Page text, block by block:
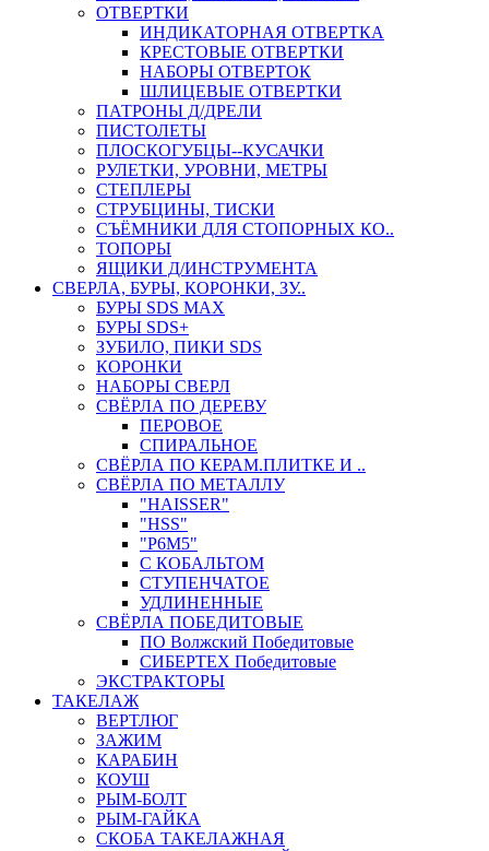
ОТВЕРТКИ
ИНДИКАТОРНАЯ ОТВЕРТКА
КРЕСТОВЫЕ ОТВЕРТКИ
НАБОРЫ ОТВЕРТОК
ШЛИЦЕВЫЕ ОТВЕРТКИ
ПАТРОНЫ Д/ДРЕЛИ
ПИСТОЛЕТЫ
ПЛОСКОГУБЦЫ--КУСАЧКИ
РУЛЕТКИ, УРОВНИ, МЕТРЫ
СТЕПЛЕРЫ
СТРУБЦИНЫ, ТИСКИ
СЪЁМНИКИ ДЛЯ СТОПОРНЫХ КО..
ТОПОРЫ
ЯЩИКИ Д/ИНСТРУМЕНТА
СВЕРЛА, БУРЫ, КОРОНКИ, ЗУ..
БУРЫ SDS MAX
БУРЫ SDS+
ЗУБИЛО, ПИКИ SDS
КОРОНКИ
НАБОРЫ СВЕРЛ
СВЁРЛА ПО ДЕРЕВУ
ПЕРОВОЕ
СПИРАЛЬНОЕ
СВЁРЛА ПО КЕРАМ.ПЛИТКЕ И ..
СВЁРЛА ПО МЕТАЛЛУ
"HAISSER"
"HSS"
"Р6М5"
С КОБАЛЬТОМ
СТУПЕНЧАТОЕ
УДЛИНЕННЫЕ
СВЁРЛА ПОБЕДИТОВЫЕ
ПО Волжский Победитовые
СИБЕРТЕХ Победитовые
ЭКСТРАКТОРЫ
ТАКЕЛАЖ
ВЕРТЛЮГ
ЗАЖИМ
КАРАБИН
КОУШ
РЫМ-БОЛТ
РЫМ-ГАЙКА
СКОБА ТАКЕЛАЖНАЯ